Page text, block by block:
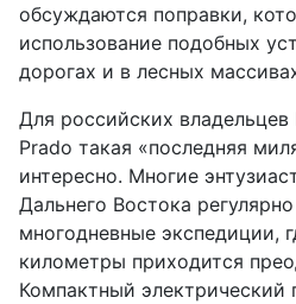
обсуждаются поправки,
использование подобных
дорогах и в лесных
Для российских владельцев
Prado такая «последняя
интересно. Многие
Дальнего Востока
многодневные экспедиции,
километры приходится
Компактный